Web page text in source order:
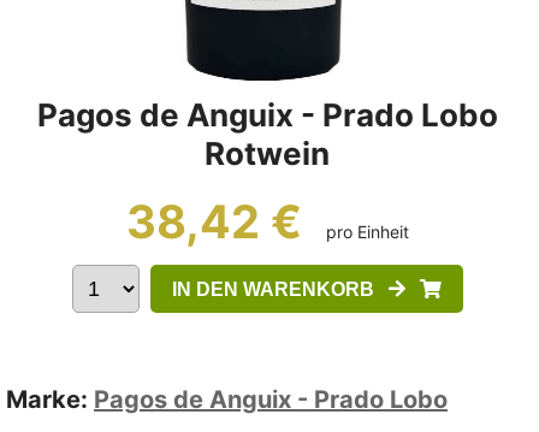
Pagos de Anguix - Prado Lobo
Rotwein
38,42 € pro Einheit
IN DEN WARENKORB
Marke: Pagos de Anguix - Prado Lobo